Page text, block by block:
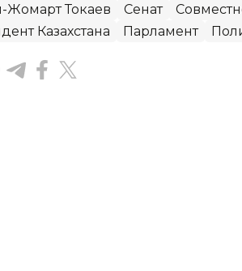
Жомарт Токаев Сенат
Казахстана
Парламент